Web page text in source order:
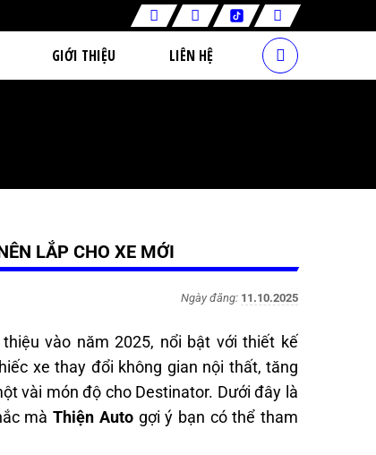
GIỚI THIỆU LIÊN HỆ
LẮP CHO XE MỚI
Ngày đăng: 11.10.2025
vào năm 2025, nổi bật với thiết kế
xe thay đổi không gian nội thất, tăng
vài món độ cho Destinator. Dưới đây là
màThiện Autogợi ý bạn có thể tham